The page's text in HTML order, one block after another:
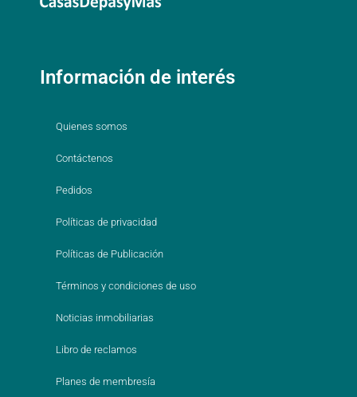
Información de interés
Quienes somos
Contáctenos
Pedidos
Políticas de privacidad
Políticas de Publicación
Términos y condiciones de uso
Noticias inmobiliarias
Libro de reclamos
Planes de membresía